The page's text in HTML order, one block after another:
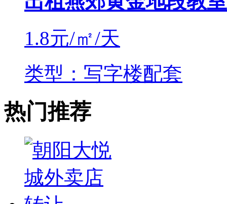
1.8元/㎡/天
类型：写字楼配套
热门推荐